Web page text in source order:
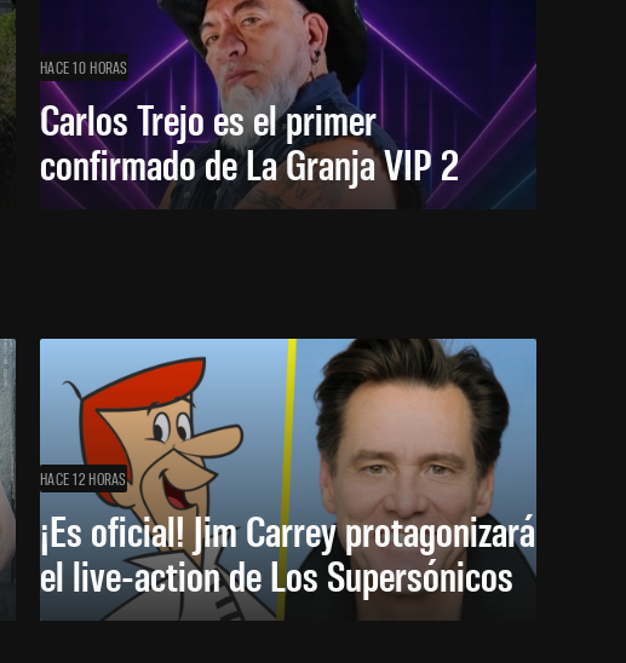
HACE 10 HORAS
Carlos Trejo es el primer
confirmado de La Granja VIP 2
HACE 12 HORAS
¡Es oficial! Jim Carrey protagonizará
el live-action de Los Supersónicos